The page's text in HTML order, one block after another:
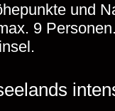
und
9